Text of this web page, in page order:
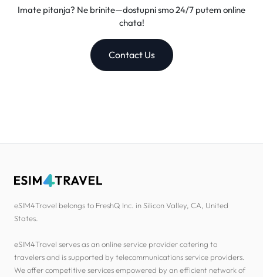
Imate pitanja? Ne brinite—dostupni smo 24/7 putem online
chata!
Contact Us
eSIM4Travel belongs to FreshQ Inc. in Silicon Valley, CA, United
States.
eSIM4Travel serves as an online service provider catering to
travelers and is supported by telecommunications service providers.
We offer competitive services empowered by an efficient network of